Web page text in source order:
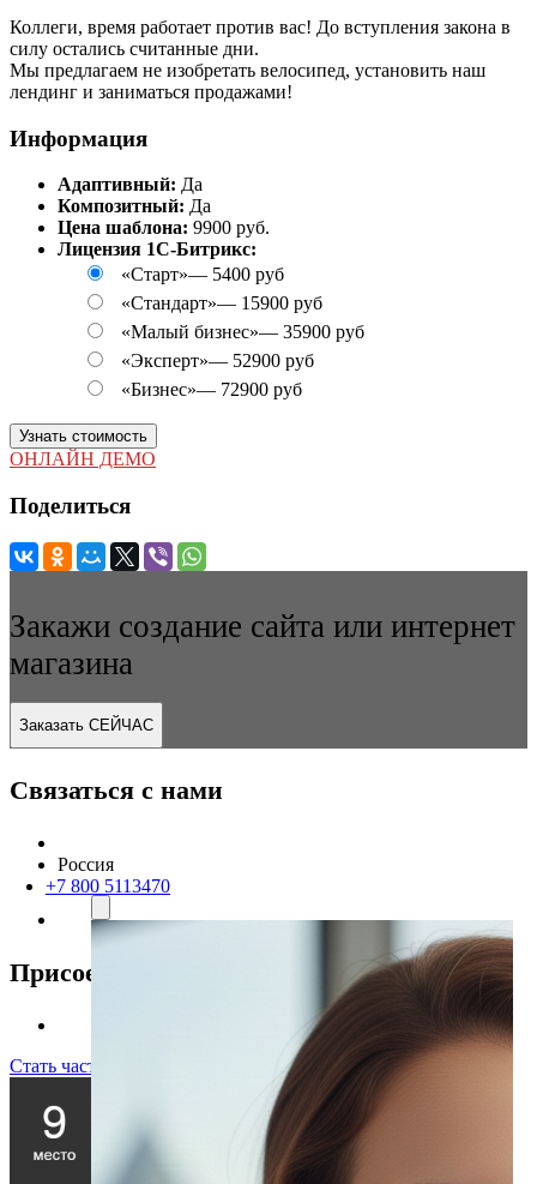
Коллеги, время работает против вас! До вступления закона в
силу остались считанные дни.
Мы предлагаем не изобретать велосипед, установить наш
лендинг и заниматься продажами!
Информация
Адаптивный: Да
Композитный: Да
Цена шаблона: 9900 руб.
Лицензия 1С-Битрикс:
«Старт»— 5400 руб
«Стандарт»— 15900 руб
«Малый бизнес»— 35900 руб
«Эксперт»— 52900 руб
«Бизнес»— 72900 руб
Узнать стоимость
ОНЛАЙН ДЕМО
Поделиться
Закажи создание сайта или интернет
магазина
Заказать СЕЙЧАС
Связаться с нами
Россия
+7 800 5113470
Присоединяйтесь к нам
Стать частью команды!